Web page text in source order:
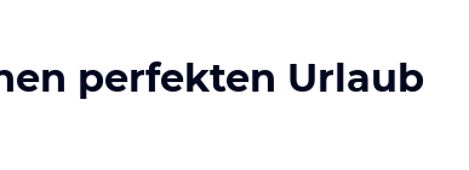
perfekten Urlaub